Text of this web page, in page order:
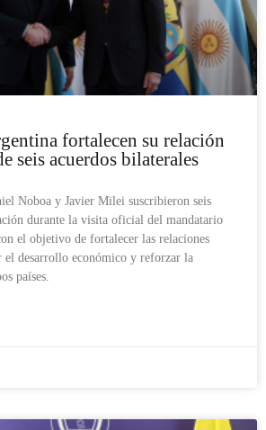
fortalecen su relación
seis acuerdos bilaterales
Noboa y Javier Milei suscribieron seis
durante la visita oficial del mandatario
el objetivo de fortalecer las relaciones
el desarrollo económico y reforzar la
países.